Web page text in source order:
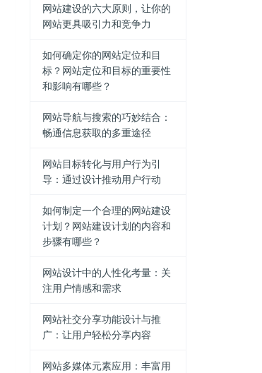
网站建设的六大原则，让你的
网站更具吸引力和竞争力
如何确定你的网站定位和目
标？网站定位和目标的重要性
和影响有哪些？
网站导航与搜索的巧妙结合：
畅通信息获取的多重途径
网站目标转化与用户行为引
导：通过设计推动用户行动
如何制定一个合理的网站建设
计划？网站建设计划的内容和
步骤有哪些？
网站设计中的人性化考量：关
注用户情感和需求
网站社交分享功能设计与推
广：让用户轻松分享内容
网站多媒体元素应用：丰富用